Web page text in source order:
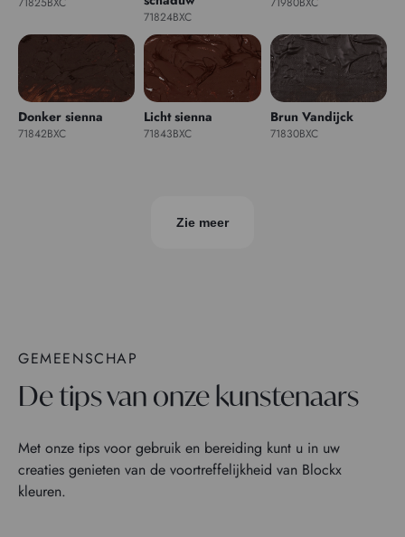
71824BXC
Donker sienna
71842BXC
Licht sienna
71843BXC
Brun Vandijck
71830BXC
Zie meer
GEMEENSCHAP
De tips van onze kunstenaars
Met onze tips voor gebruik en bereiding kunt u in uw
creaties genieten van de voortreffelijkheid van Blockx
kleuren.